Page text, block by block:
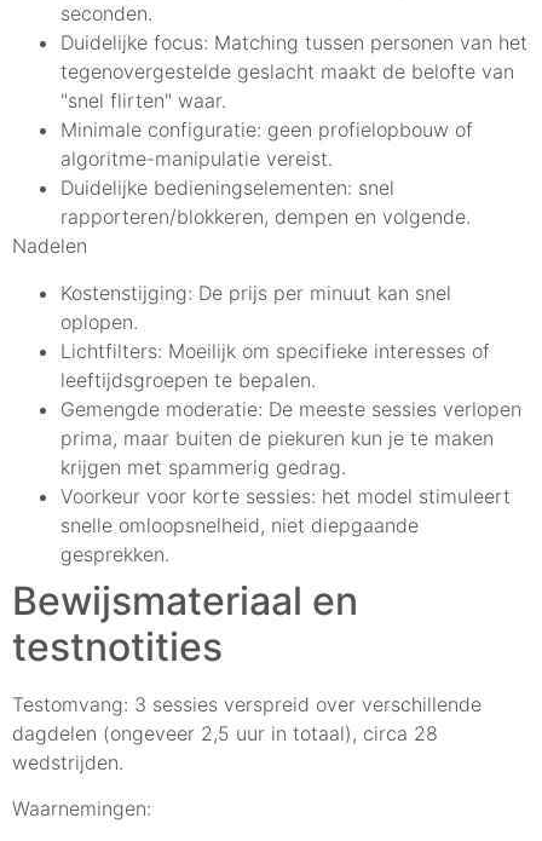
seconden.
Duidelijke focus: Matching tussen personen van het
tegenovergestelde geslacht maakt de belofte van
"snel flirten" waar.
Minimale configuratie: geen profielopbouw of
algoritme-manipulatie vereist.
Duidelijke bedieningselementen: snel
rapporteren/blokkeren, dempen en volgende.
Nadelen
Kostenstijging: De prijs per minuut kan snel
oplopen.
Lichtfilters: Moeilijk om specifieke interesses of
leeftijdsgroepen te bepalen.
Gemengde moderatie: De meeste sessies verlopen
prima, maar buiten de piekuren kun je te maken
krijgen met spammerig gedrag.
Voorkeur voor korte sessies: het model stimuleert
snelle omloopsnelheid, niet diepgaande
gesprekken.
Bewijsmateriaal en
testnotities
Testomvang: 3 sessies verspreid over verschillende
dagdelen (ongeveer 2,5 uur in totaal), circa 28
wedstrijden.
Waarnemingen: